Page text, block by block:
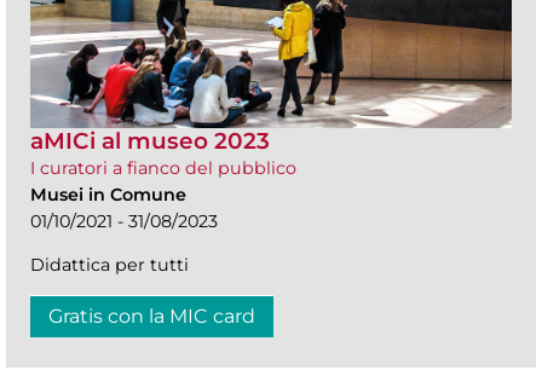
aMICi al museo 2023
I curatori a fianco del pubblico
Musei in Comune
01/10/2021 - 31/08/2023
Didattica per tutti
Gratis con la MIC card